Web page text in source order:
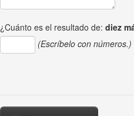
¿Cuánto es el resultado de: diez
(Escríbelo con números.)